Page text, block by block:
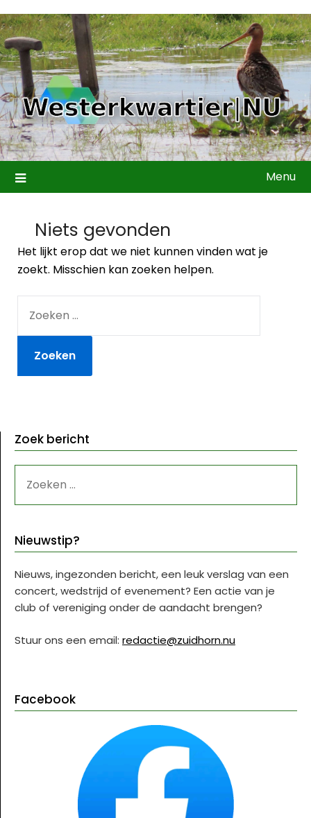
naar
de
inhoud
Menu
Niets gevonden
Het lijkt erop dat we niet kunnen vinden wat je
zoekt. Misschien kan zoeken helpen.
NAAR:
Zoek bericht
NAAR:
Nieuwstip?
Nieuws, ingezonden bericht, een leuk verslag van een
concert, wedstrijd of evenement? Een actie van je
club of vereniging onder de aandacht brengen?
Stuur ons een email: redactie@zuidhorn.nu
Facebook